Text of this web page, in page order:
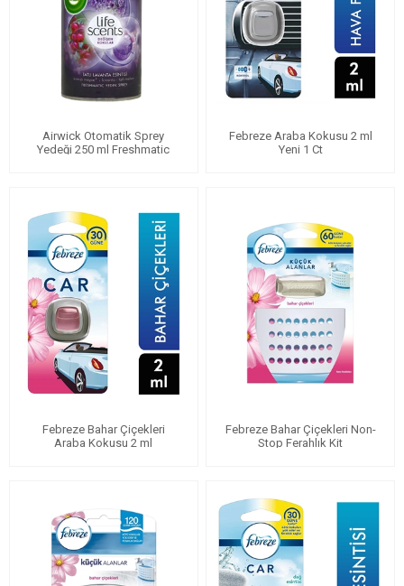
Airwick Otomatik Sprey
Yedeği 250 ml Freshmatic
Febreze Araba Kokusu 2 ml
Yeni 1 Ct
Febreze Bahar Çiçekleri
Araba Kokusu 2 ml
Febreze Bahar Çiçekleri Non-
Stop Ferahlık Kit